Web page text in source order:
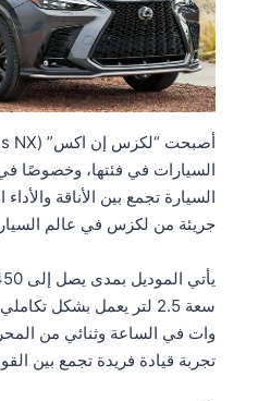
السيارات في فئتها، وخصوصًا
السيارة تجمع بين الأناقة
جريئة من لكزس في عالم
وات في الساعة وثنائي من
تجربة قيادة فريدة تجمع بين